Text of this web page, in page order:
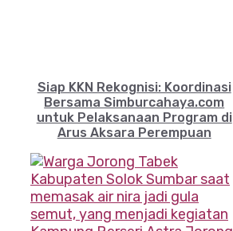
Siap KKN Rekognisi: Koordinasi
Bersama Simburcahaya.com
untuk Pelaksanaan Program di
Arus Aksara Perempuan